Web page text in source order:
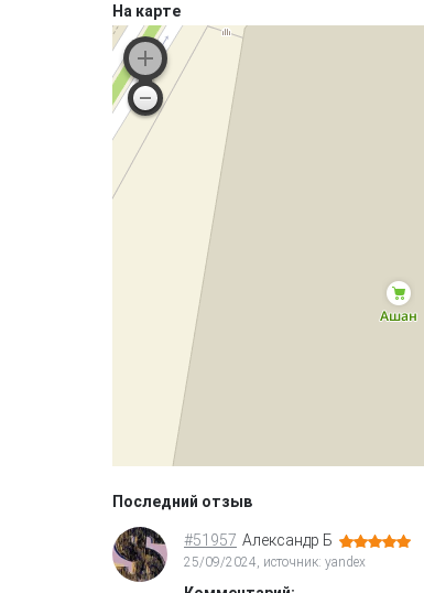
На карте
Последний отзыв
#51957 Александр Б
25/09/2024, источник: yandex